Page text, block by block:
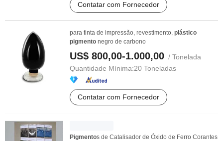
Contatar com Fornecedor
para tinta de impressão, revestimento, plástico
pigmento negro de carbono
US$ 800,00-1.000,00 / Tonelada
Quantidade Mínima:20 Toneladas
Contatar com Fornecedor
Pigmentos de Catalisador de Óxido de Ferro Corantes